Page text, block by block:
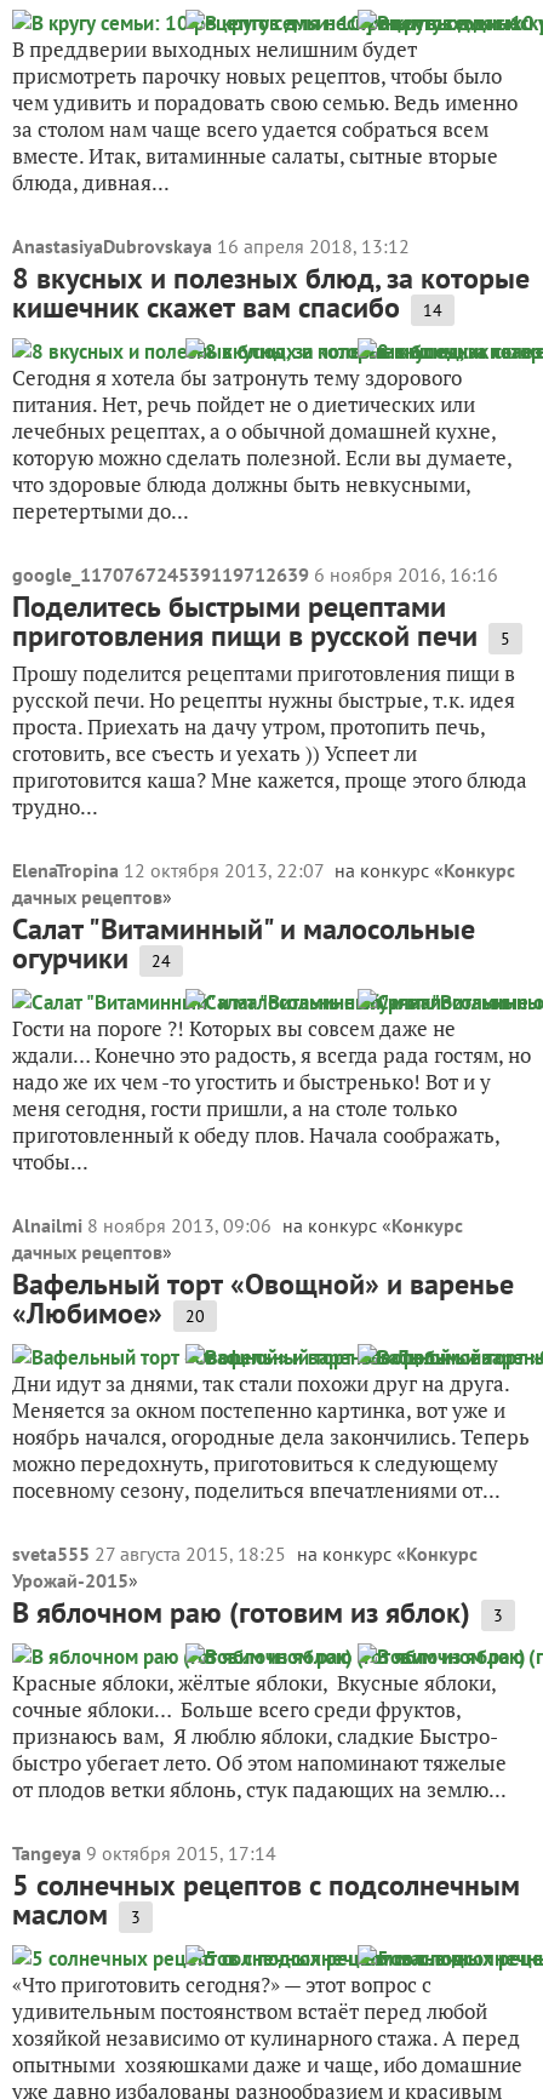
В преддверии выходных нелишним будет
присмотреть парочку новых рецептов, чтобы было
чем удивить и порадовать свою семью. Ведь именно
за столом нам чаще всего удается собраться всем
вместе. Итак, витаминные салаты, сытные вторые
блюда, дивная...
AnastasiyaDubrovskaya 16 апреля 2018, 13:12
8 вкусных и полезных блюд, за которые
кишечник скажет вам спасибо 14
Сегодня я хотела бы затронуть тему здорового
питания. Нет, речь пойдет не о диетических или
лечебных рецептах, а о обычной домашней кухне,
которую можно сделать полезной. Если вы думаете,
что здоровые блюда должны быть невкусными,
перетертыми до...
google_117076724539119712639 6 ноября 2016, 16:16
Поделитесь быстрыми рецептами
приготовления пищи в русской печи 5
Прошу поделится рецептами приготовления пищи в
русской печи. Но рецепты нужны быстрые, т.к. идея
проста. Приехать на дачу утром, протопить печь,
сготовить, все съесть и уехать )) Успеет ли
приготовится каша? Мне кажется, проще этого блюда
трудно...
ElenaTropina 12 октября 2013, 22:07 на конкурс «Конкурс
дачных рецептов»
Салат "Витаминный" и малосольные
огурчики 24
Гости на пороге ?! Которых вы совсем даже не
ждали… Конечно это радость, я всегда рада гостям, но
надо же их чем -то угостить и быстренько! Вот и у
меня сегодня, гости пришли, а на столе только
приготовленный к обеду плов. Начала соображать,
чтобы...
Alnailmi 8 ноября 2013, 09:06 на конкурс «Конкурс
дачных рецептов»
Вафельный торт «Овощной» и варенье
«Любимое» 20
Дни идут за днями, так стали похожи друг на друга.
Меняется за окном постепенно картинка, вот уже и
ноябрь начался, огородные дела закончились. Теперь
можно передохнуть, приготовиться к следующему
посевному сезону, поделиться впечатлениями от...
sveta555 27 августа 2015, 18:25 на конкурс «Конкурс
Урожай-2015»
В яблочном раю (готовим из яблок) 3
Красные яблоки, жёлтые яблоки, Вкусные яблоки,
сочные яблоки… Больше всего среди фруктов,
признаюсь вам, Я люблю яблоки, сладкие Быстро-
быстро убегает лето. Об этом напоминают тяжелые
от плодов ветки яблонь, стук падающих на землю...
Tangeya 9 октября 2015, 17:14
5 солнечных рецептов с подсолнечным
маслом 3
«Что приготовить сегодня?» — этот вопрос с
удивительным постоянством встаёт перед любой
хозяйкой независимо от кулинарного стажа. А перед
опытными хозяюшками даже и чаще, ибо домашние
уже давно избалованы разнообразием и красивым